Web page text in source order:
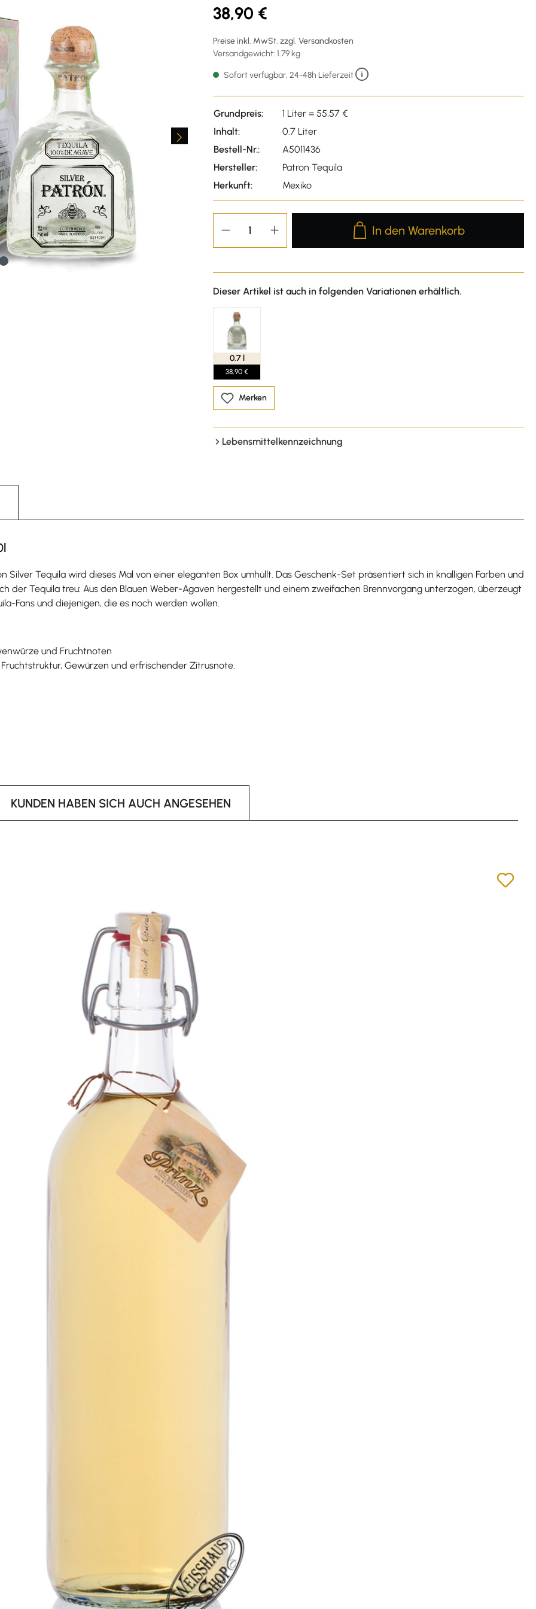
38,90 €
Preise inkl. MwSt. zzgl. Versandkosten
Versandgewicht: 1.79 kg
Sofort verfügbar, 24-48h Lieferzeit
Grundpreis:
1 Liter = 55,57 €
Inhalt:
0.7 Liter
Bestell-Nr.:
A5011436
Hersteller:
Patron Tequila
Herkunft:
Mexiko
Produkt Anzahl: Gib den
In den Warenkorb
Dieser Artikel ist auch in folgenden Variationen erhältlich.
0.7 l
38,90 €
Merken
Lebensmittelkennzeichnung
Silver Tequila wird dieses Mal von einer eleganten Box umhüllt. Das Geschenk-Set präsentiert sich in knalligen Farben und
der Tequila treu: Aus den Blauen Weber-Agaven hergestellt und einem zweifachen Brennvorgang unterzogen, überzeugt
Fans und diejenigen, die es noch werden wollen.
und Fruchtnoten
Gewürzen und erfrischender Zitrusnote.
KUNDEN HABEN SICH AUCH ANGESEHEN